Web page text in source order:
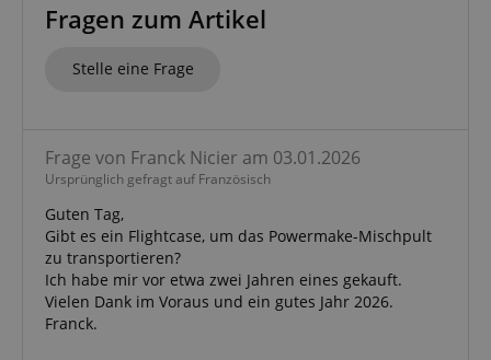
Fragen zum Artikel
Stelle eine Frage
Frage von Franck Nicier am 03.01.2026
Ursprünglich gefragt auf Französisch
Guten Tag,
Gibt es ein Flightcase, um das Powermake-Mischpult
zu transportieren?
Ich habe mir vor etwa zwei Jahren eines gekauft.
Vielen Dank im Voraus und ein gutes Jahr 2026.
Franck.